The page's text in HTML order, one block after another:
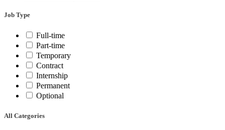
Job Type
Full-time
Part-time
Temporary
Contract
Internship
Permanent
Optional
All Categories